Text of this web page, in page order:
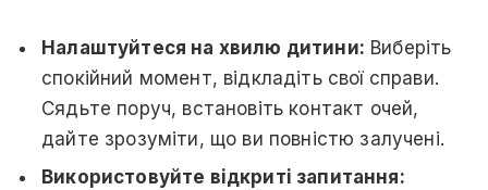
Налаштуйтеся на хвилю дитини: Виберіть
спокійний момент, відкладіть свої справи.
Сядьте поруч, встановіть контакт очей,
дайте зрозуміти, що ви повністю залучені.
Використовуйте відкриті запитання: